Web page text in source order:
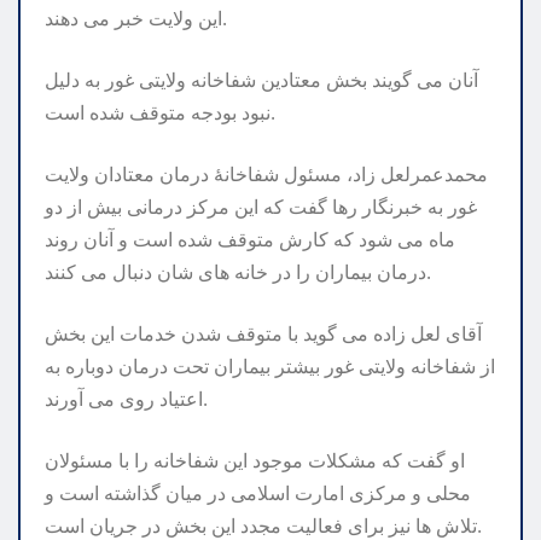
این ولایت خبر می دهند.
آنان می گویند بخش معتادین شفاخانه ولایتی غور به ‌دلیل
نبود بودجه متوقف شده است.
محمدعمرلعل‌ زاد، مسئول شفاخانۀ درمان معتادان ولایت
غور به خبرنگار رها گفت که این مرکز درمانی بیش از دو
ماه می شود که کارش متوقف شده است و آنان روند
درمان بیماران را در خانه های ‌شان دنبال می کنند.
آقای لعل ‌زاده می گوید با متوقف‌ شدن خدمات این بخش
از شفاخانه ولایتی غور ‌بیشتر بیماران تحت درمان دوباره به
اعتیاد روی می آورند.
او گفت که مشکلات موجود این شفاخانه را با مسئولان
محلی و مرکزی امارت اسلامی در میان گذاشته است و
تلاش‌ ها نیز برای فعالیت مجدد این بخش در جریان است.